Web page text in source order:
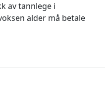
av tannlege i
alder må betale